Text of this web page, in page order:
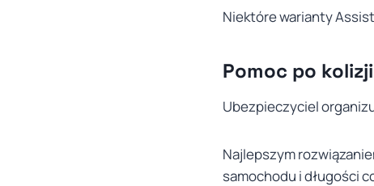
Niektóre warianty
Pomoc po kolizji
Ubezpieczyciel
Najlepszym
samochodu i długości